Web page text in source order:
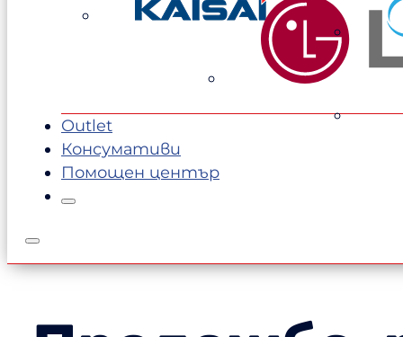
1289,00 €.
1199,00 €.
Outlet
Консумативи
Помощен център